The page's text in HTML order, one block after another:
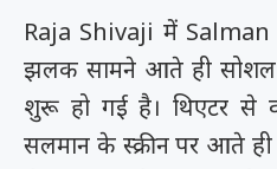
Raja Shivaji में
झलक सामने आते ही सोशल
शुरू हो गई है। थिएटर से
सलमान के स्क्रीन पर आते ही